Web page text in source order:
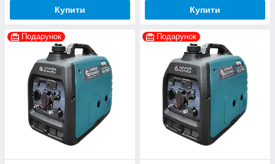
Купити Купити
Подарунок Подарунок